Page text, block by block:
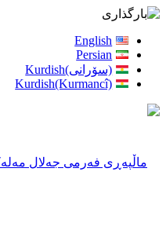
English
Persian
(سۆرانی)Kurdish
Kurdish(Kurmancî)